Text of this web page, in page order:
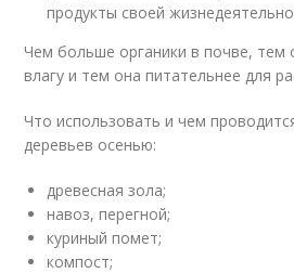
продукты своей
Чем больше органики в почве, тем
влагу и тем она питательнее для
Что использовать и чем
деревьев осенью:
древесная зола;
навоз, перегной;
куриный помет;
компост;